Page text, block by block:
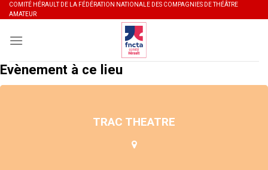
Skip
to
content
COMITÉ HÉRAULT DE LA FÉDÉRATION NATIONALE DES COMPAGNIES DE THÉÂTRE
AMATEUR
Evènement à ce lieu
TRAC THEATRE